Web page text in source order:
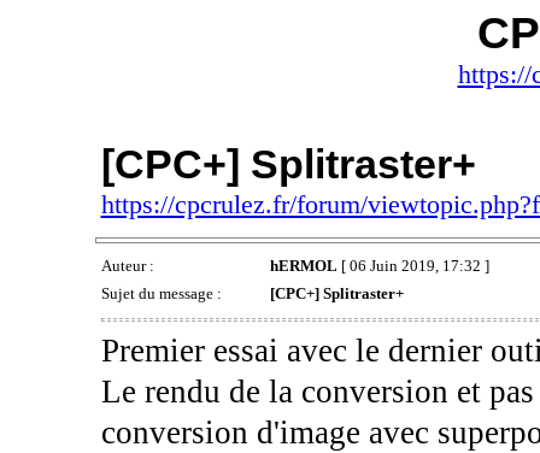
https://
[CPC+] Splitraster+
https://cpcrulez.fr/forum/
Auteur : hERMOL [ 06 Juin 2019, 17:32 ]
Sujet du message :
[CPC+] Splitraster+
Premier essai avec le dernier
Le rendu de la conversion et
conversion d'image avec